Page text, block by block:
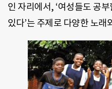
인 자리에서, ‘여성들도 공
있다’는 주제로 다양한 노래